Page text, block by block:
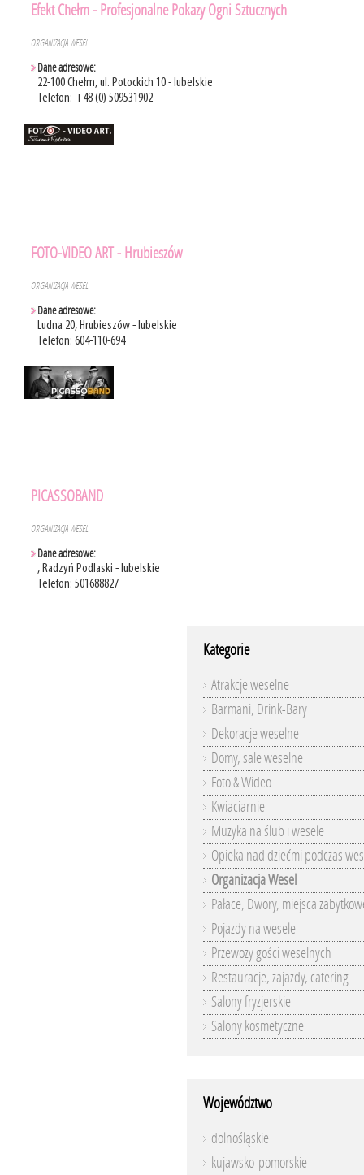
Efekt Chełm - Profesjonalne Pokazy Ogni Sztucznych
ORGANIZACJA WESEL
Dane adresowe:
22-100 Chełm, ul. Potockich 10 - lubelskie
Telefon: +48 (0) 509531902
FOTO-VIDEO ART - Hrubieszów
ORGANIZACJA WESEL
Dane adresowe:
Ludna 20, Hrubieszów - lubelskie
Telefon: 604-110-694
PICASSOBAND
ORGANIZACJA WESEL
Dane adresowe:
, Radzyń Podlaski - lubelskie
Telefon: 501688827
Kategorie
Atrakcje weselne
Barmani, Drink-Bary
Dekoracje weselne
Domy, sale weselne
Foto & Wideo
Kwiaciarnie
Muzyka na ślub i wesele
Opieka nad dziećmi podczas
Organizacja Wesel
Pałace, Dwory, miejsca
Pojazdy na wesele
Przewozy gości weselnych
Restauracje, zajazdy, catering
Salony fryzjerskie
Salony kosmetyczne
Województwo
dolnośląskie
kujawsko-pomorskie